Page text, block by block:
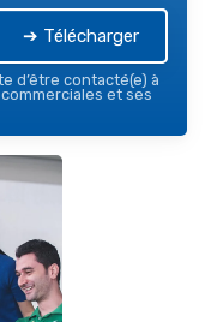
— 2026
➔ Télécharger
d’être contacté(e) à
et ses